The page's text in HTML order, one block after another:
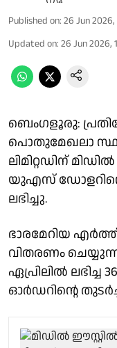
Published on: 26 Jun 2026,
Updated on: 26 Jun 2026,
ബെംഗളൂരു:
പൊതുമേഖലാ
ലിമിറ്റഡിന്
യുഎസ്
ലഭിച്ചു.
ഭാരമേറിയ
വിതരണം
ഏപ്രിലില്‍
ഓര്‍ഡറിന്റെ